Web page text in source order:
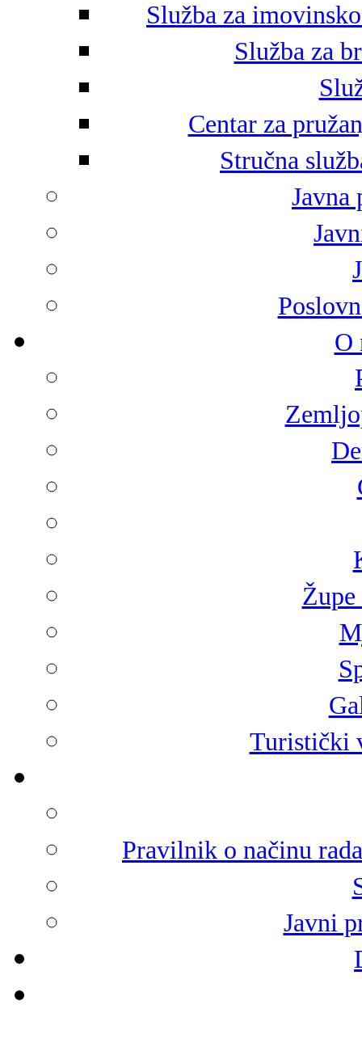
Služba za
Služba za
Centar za
Stručna
Javna
O
Turistički
Pravilnik o načinu
Javni